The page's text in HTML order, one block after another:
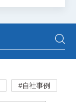
#自社事例